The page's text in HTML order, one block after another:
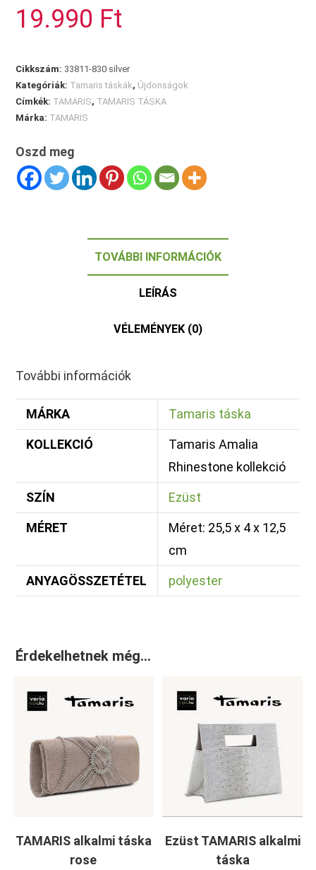
mennyiség
19.990 Ft
Cikkszám: 33811-830 silver
Kategóriák: Tamaris táskák, Újdonságok
Címkék: TAMARIS, TAMARIS TÁSKA
Márka: TAMARIS
Oszd meg
TOVÁBBI INFORMÁCIÓK
LEÍRÁS
VÉLEMÉNYEK (0)
További információk
MÁRKA Tamaris táska
KOLLEKCIÓ
Tamaris Amalia
Rhinestone kollekció
SZÍN Ezüst
MÉRET
Méret: 25,5 x 4 x 12,5
cm
ANYAGÖSSZETÉTEL polyester
Érdekelhetnek még…
TAMARIS alkalmi táska
rose
Ezüst TAMARIS alkalmi
táska